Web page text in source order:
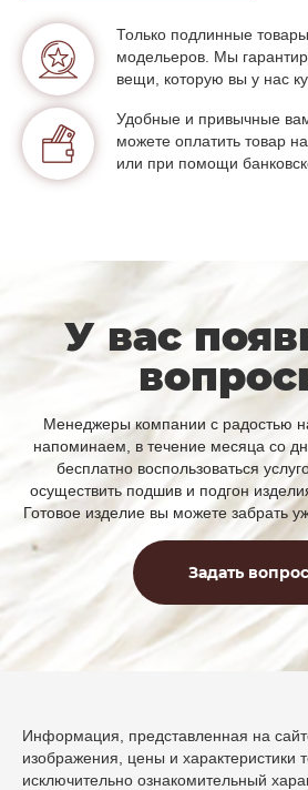
Только подлинные
модельеров. Мы
вещи, которую вы у нас
Удобные и привычные
можете оплатить товар
или при помощи
У вас
Менеджеры компании с радостью
напоминаем, в течение месяца со
бесплатно воспользоваться
осуществить подшив и подгон
Готовое изделие вы можете забрать
Задать вопрос
Информация, представленная на
изображения, цены и характеристики
исключительно ознакомительный